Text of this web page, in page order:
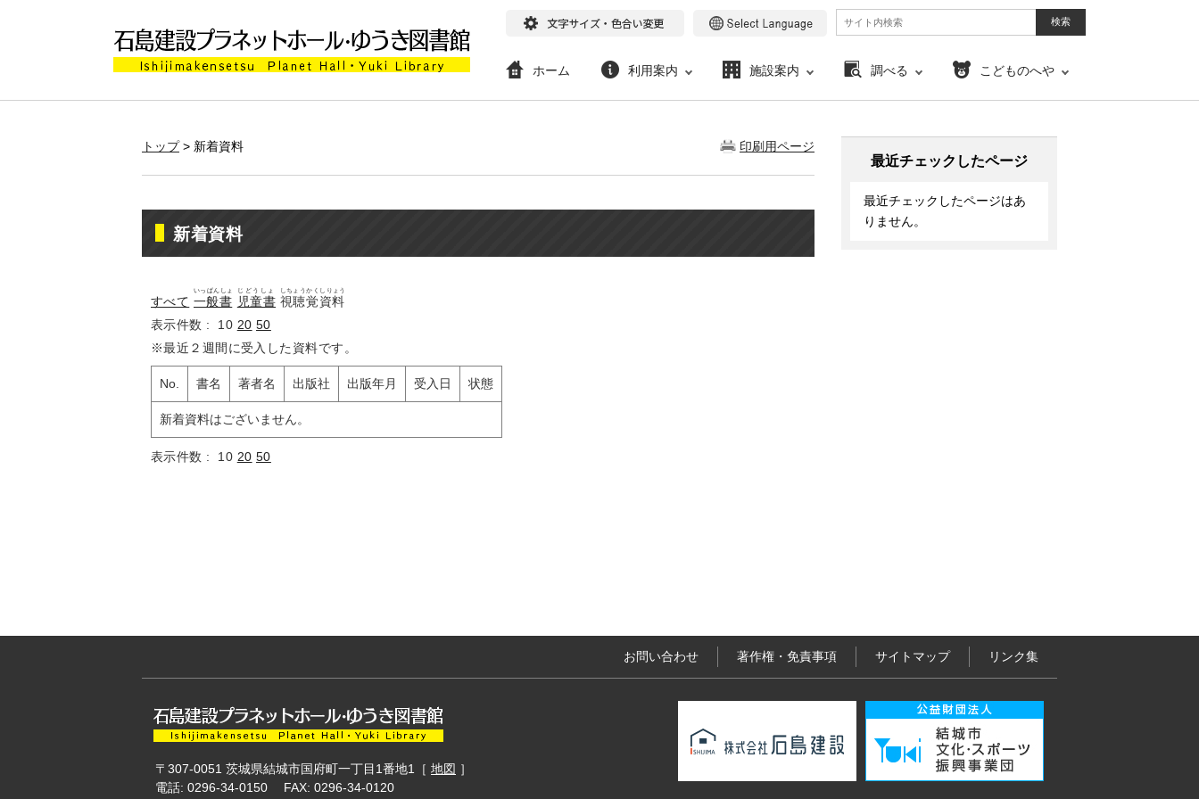
ホーム 利用案内 施設案内 調べる こどものへや
印刷用ページ
トップ > 新着資料
新着資料
すべて 一般書
いっぱんしょ
児童書
じどうしょ
視聴覚資料
しちょうかくしりょう
10 20 50
※最近２週間に受入した資料です。
No. 書名 著者名 出版社 出版年月 受入日 状態
新着資料はございません。
10 20 50
最近チェックしたページ
最近チェックしたページはあ
りません。
リンク集
サイトマップ
著作権・免責事項
お問い合わせ
〒307-0051 茨城県結城市国府町一丁目1番地1 ［ 地図 ］
電話: 0296-34-0150
FAX: 0296-34-0120